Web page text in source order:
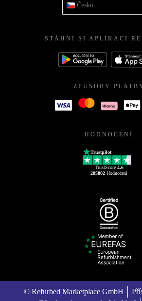
Česko
STÁHNI SI APLIKACI
ZPŮSOBY
HODNOCENÍ
Trustpilot
TrustScore 4.6
205802 Hodnocení
© Refurbed Marketplace GmbH